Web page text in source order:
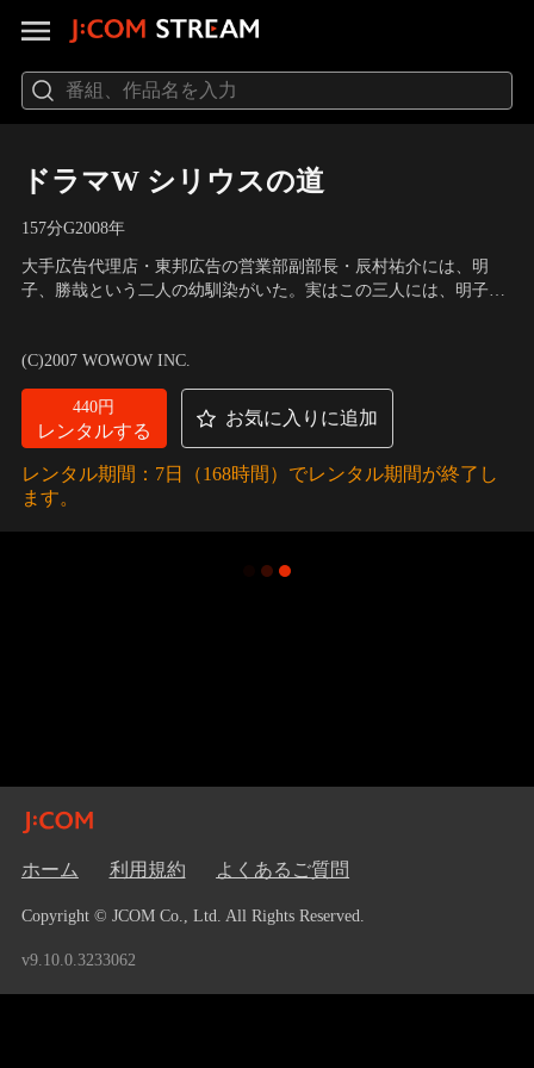
ドラマW シリウスの道
157分G2008年
大手広告代理店・東邦広告の営業部副部長・辰村祐介には、明
子、勝哉という二人の幼馴染がいた。実はこの三人には、明子と
うこともなかったが、25年後の今になって、明子のもとに、その
秘密をネタにした脅迫状が届く。
(C)2007 WOWOW INC.
440円
レンタルする
お気に入りに追加
レンタル期間：7日（168時間）でレンタル期間が終了し
ます。
ホーム 利用規約 よくあるご質問
Copyright © JCOM Co., Ltd. All Rights Reserved.
v9.10.0.3233062